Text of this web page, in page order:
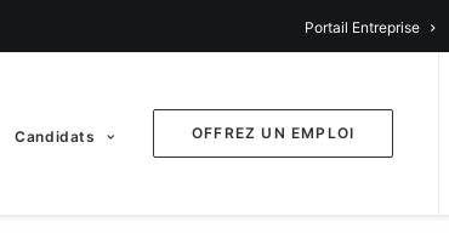
Portail Entreprise
Candidats OFFREZ UN EMPLOI